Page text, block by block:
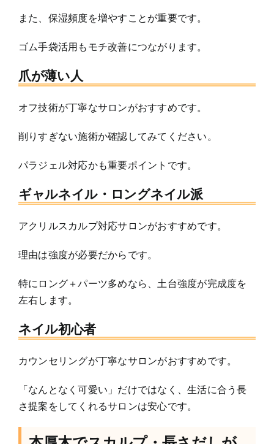
また、保湿頻度を増やすことが重要です。
ゴム手袋活用もモチ改善につながります。
爪が薄い人
オフ技術が丁寧なサロンがおすすめです。
削りすぎない施術か確認してみてください。
パラジェル対応かも重要ポイントです。
ギャルネイル・ロングネイル派
アクリルスカルプ対応サロンがおすすめです。
理由は強度が必要だからです。
特にロング＋パーツ多めなら、土台強度が完成度を
左右します。
ネイル初心者
カウンセリングが丁寧なサロンがおすすめです。
「なんとなく可愛い」だけではなく、生活に合う長
さ提案をしてくれるサロンは安心です。